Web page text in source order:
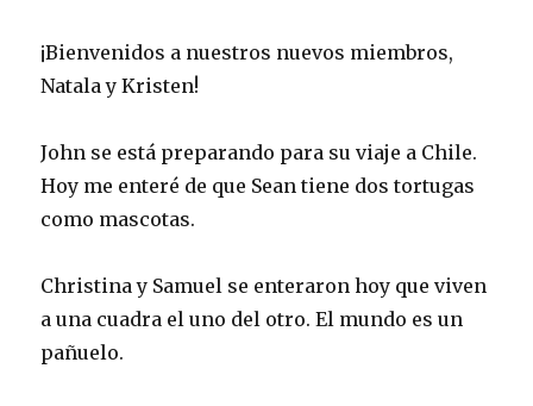
¡Bienvenidos a nuestros nuevos miembros,
Natala y Kristen!
John se está preparando para su viaje a Chile.
Hoy me enteré de que Sean tiene dos tortugas
como mascotas.
Christina y Samuel se enteraron hoy que viven
a una cuadra el uno del otro. El mundo es un
pañuelo.